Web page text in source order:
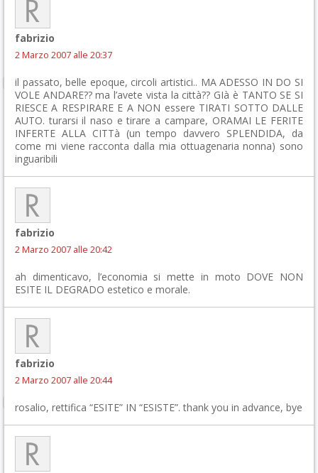
fabrizio
2 Marzo 2007 alle 20:37
il passato, belle epoque, circoli artistici.. MA ADESSO IN DO SI
VOLE ANDARE?? ma l’avete vista la città?? GIà è TANTO SE SI
RIESCE A RESPIRARE E A NON essere TIRATI SOTTO DALLE
AUTO. turarsi il naso e tirare a campare, ORAMAI LE FERITE
INFERTE ALLA CITTà (un tempo davvero SPLENDIDA, da
come mi viene racconta dalla mia ottuagenaria nonna) sono
inguaribili
fabrizio
2 Marzo 2007 alle 20:42
ah dimenticavo, l’economia si mette in moto DOVE NON
ESITE IL DEGRADO estetico e morale.
fabrizio
2 Marzo 2007 alle 20:44
rosalio, rettifica “ESITE” IN “ESISTE”. thank you in advance, bye